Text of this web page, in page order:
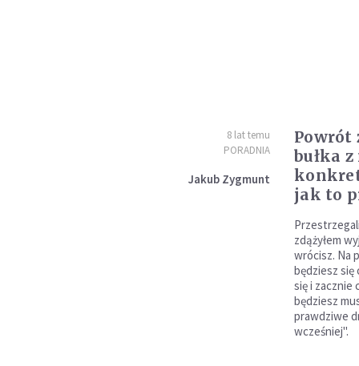
8 lat temu
PORADNIA
Jakub Zygmunt
Powrót
bułka z
jak to
zdążyłem
wrócisz. Na
będziesz się
się i zacznie
będziesz
prawdziwe
wcześniej".